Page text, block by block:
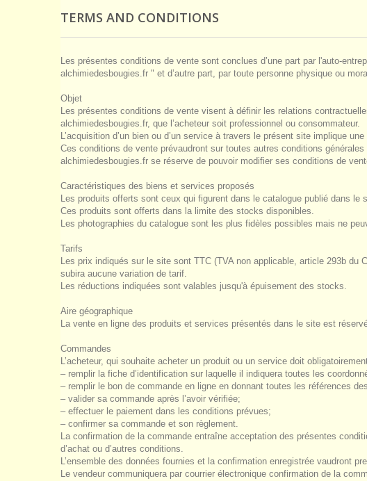
TERMS AND CONDITIONS
Les présentes conditions de vente sont conclues d’une part par l'auto-
alchimiedesbougies.fr " et d’autre part, par toute personne physique ou
Objet
Les présentes conditions de vente visent à définir les relations
alchimiedesbougies.fr, que l’acheteur soit professionnel ou consommateur.
L’acquisition d’un bien ou d’un service à travers le présent site implique
Ces conditions de vente prévaudront sur toutes autres conditions
alchimiedesbougies.fr se réserve de pouvoir modifier ses conditions de
Caractéristiques des biens et services proposés
Les produits offerts sont ceux qui figurent dans le catalogue publié dans le
Ces produits sont offerts dans la limite des stocks disponibles.
Les photographies du catalogue sont les plus fidèles possibles mais ne
Tarifs
Les prix indiqués sur le site sont TTC (TVA non applicable, article 293b
subira aucune variation de tarif.
Les réductions indiquées sont valables jusqu'à épuisement des stocks.
Aire géographique
La vente en ligne des produits et services présentés dans le site est
Commandes
L’acheteur, qui souhaite acheter un produit ou un service doit
– remplir la fiche d’identification sur laquelle il indiquera toutes les
– remplir le bon de commande en ligne en donnant toutes les références
– valider sa commande après l’avoir vérifiée;
– effectuer le paiement dans les conditions prévues;
– confirmer sa commande et son règlement.
La confirmation de la commande entraîne acceptation des présentes
d’achat ou d’autres conditions.
L’ensemble des données fournies et la confirmation enregistrée vaudront
Le vendeur communiquera par courrier électronique confirmation de la